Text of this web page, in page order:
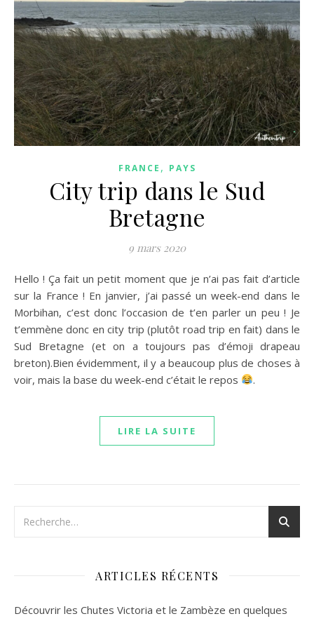
FRANCE , PAYS
City trip dans le Sud
Bretagne
9 mars 2020
Hello ! Ça fait un petit moment que je n’ai pas fait d’article
sur la France ! En janvier, j’ai passé un week-end dans le
Morbihan, c’est donc l’occasion de t’en parler un peu ! Je
t’emmène donc en city trip (plutôt road trip en fait) dans le
Sud Bretagne (et on a toujours pas d’émoji drapeau
breton).Bien évidemment, il y a beaucoup plus de choses à
voir, mais la base du week-end c’était le repos
.
LIRE LA SUITE
ARTICLES RÉCENTS
Découvrir les Chutes Victoria et le Zambèze en quelques